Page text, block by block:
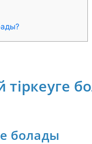
тіркеуге
болады